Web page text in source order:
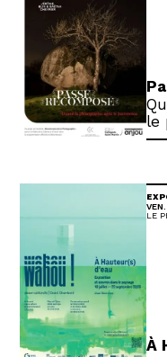
le
DU
VEN.
LE
À